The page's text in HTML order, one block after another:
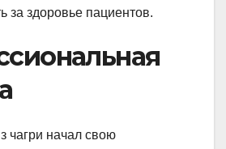
за здоровье пациентов.
чагри начал свою